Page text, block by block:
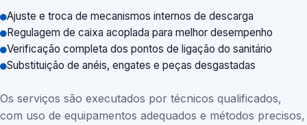
Ajuste e troca de mecanismos internos de descarga
Regulagem de caixa acoplada para melhor desempenho
Verificação completa dos pontos de ligação do sanitário
Substituição de anéis, engates e peças desgastadas
Os serviços são executados por técnicos qualificados,
com uso de equipamentos adequados e métodos precisos,